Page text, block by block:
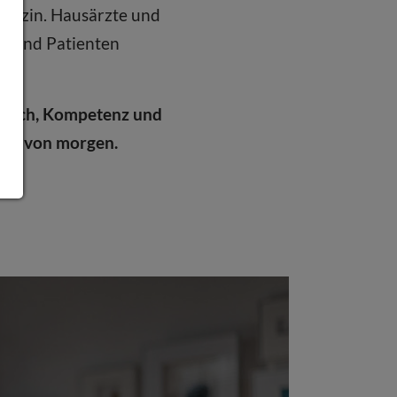
Hausärzte und
und Patienten
Kompetenz und
von morgen.